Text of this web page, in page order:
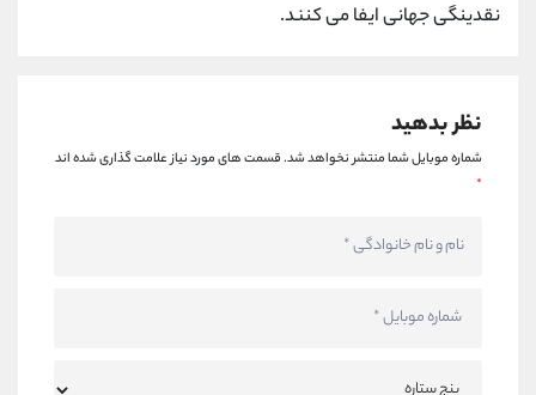
نقدینگی جهانی ایفا می کنند.
نظر بدهید
شماره موبایل شما منتشر نخواهد شد.قسمت های مورد نیاز علامت گذاری شده اند
*